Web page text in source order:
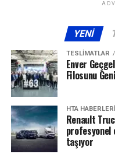
YENI
TESLIMATLAR
Enver
Filosunu
HTA HABERLERI
Renault
taşıyor